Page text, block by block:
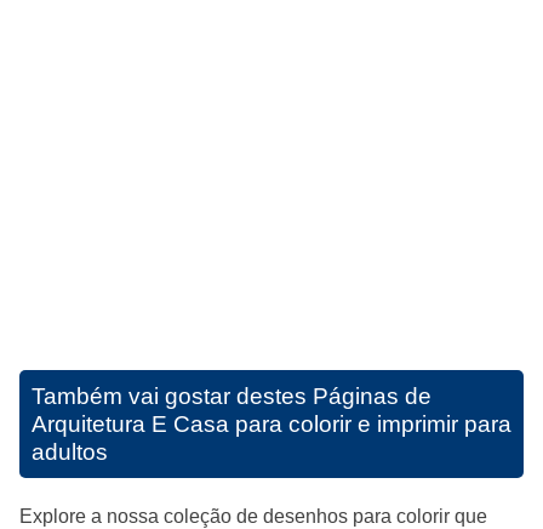
Também vai gostar destes Páginas de
Arquitetura E Casa para colorir e imprimir para
adultos
Explore a nossa coleção de desenhos para colorir que